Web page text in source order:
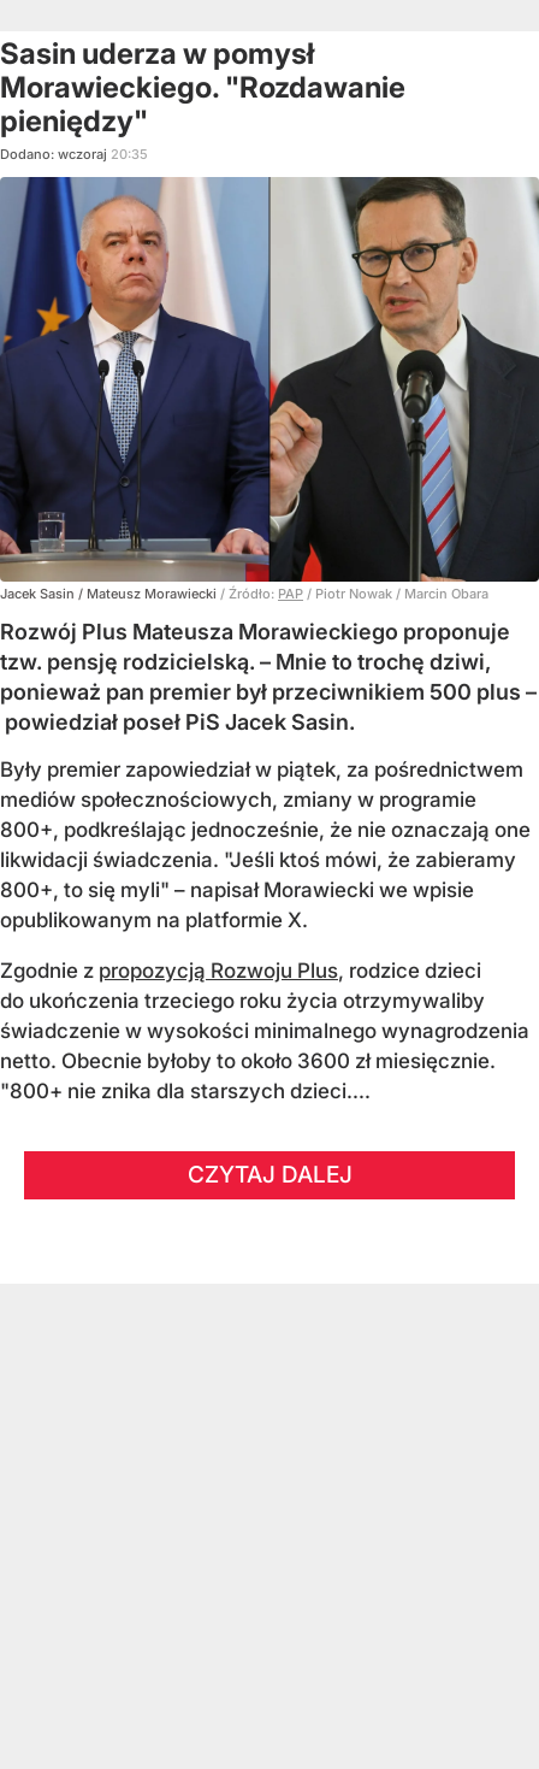
Sasin uderza w pomysł
Morawieckiego. "Rozdawanie
pieniędzy"
Dodano: wczoraj 20:35
Jacek Sasin / Mateusz Morawiecki / Źródło: PAP / Piotr Nowak / Marcin Obara
Rozwój Plus Mateusza Morawieckiego proponuje
tzw. pensję rodzicielską. – Mnie to trochę dziwi,
ponieważ pan premier był przeciwnikiem 500 plus –
powiedział poseł PiS Jacek Sasin.
Były premier zapowiedział w piątek, za pośrednictwem
mediów społecznościowych, zmiany w programie
800+, podkreślając jednocześnie, że nie oznaczają one
likwidacji świadczenia. "Jeśli ktoś mówi, że zabieramy
800+, to się myli" – napisał Morawiecki we wpisie
opublikowanym na platformie X.
Zgodnie z propozycją Rozwoju Plus, rodzice dzieci
do ukończenia trzeciego roku życia otrzymywaliby
świadczenie w wysokości minimalnego wynagrodzenia
netto. Obecnie byłoby to około 3600 zł miesięcznie.
"800+ nie znika dla starszych dzieci....
CZYTAJ DALEJ